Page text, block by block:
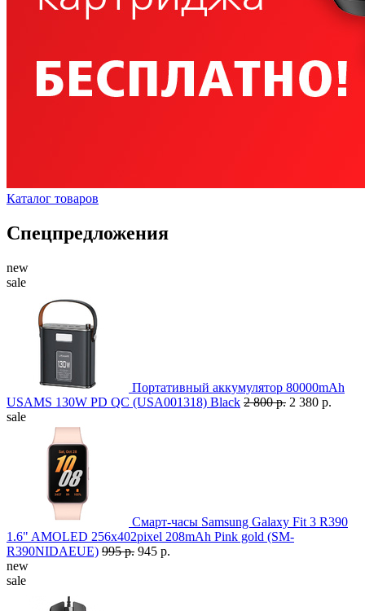
Каталог товаров
Спецпредложения
new
sale
Портативный аккумулятор 80000mAh
USAMS 130W PD QC (USA001318) Black 2 800 р. 2 380 р.
sale
Смарт-часы Samsung Galaxy Fit 3 R390
1.6" AMOLED 256x402pixel 208mAh Pink gold (SM-
R390NIDAEUE) 995 р. 945 р.
new
sale